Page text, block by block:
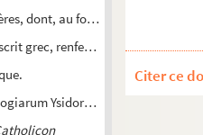
dont, au fol. 54, la liturgie de
grec, renfermant, suivant
Ysidori, Hispalensis episcopi
Citer ce